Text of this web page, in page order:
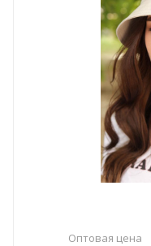
Оптовая цена